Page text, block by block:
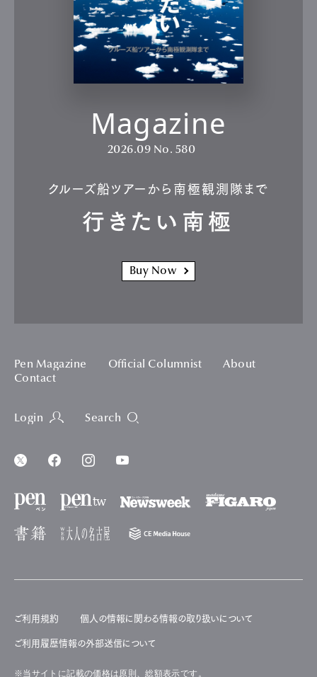
Magazine
2026.09 No. 580
クルーズ船ツアーから南極観測隊まで
行きたい南極
Buy Now
Pen Magazine Official Columnist
About
Contact
Login Search
ご利用規約 個人の情報に関わる情報の取り扱いについて
ご利用履歴情報の外部送信について
※当サイトに記載の価格は原則、総額表示です。